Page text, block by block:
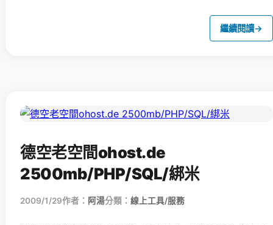
繼續閱讀→
德空老空間ohost.de
2500mb/PHP/SQL/綁米
2009/1/29作者： 阿湯分類： 線上工具/服務